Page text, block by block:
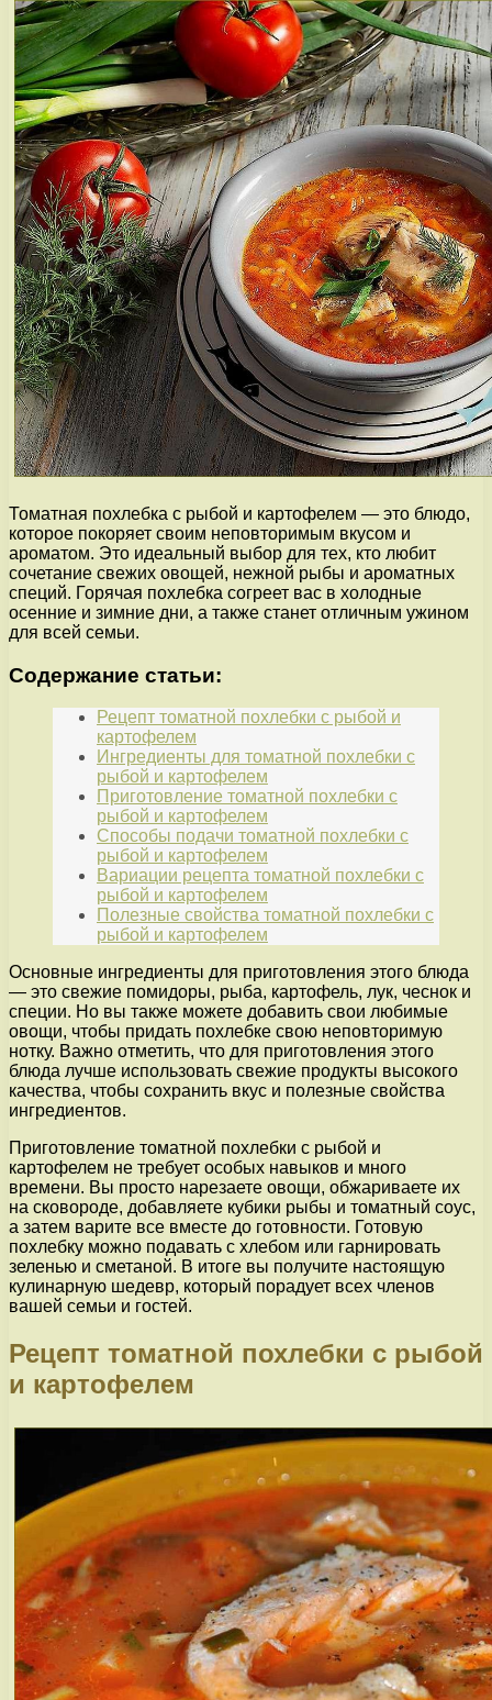
Томатная похлебка с рыбой и картофелем — это блюдо,
которое покоряет своим неповторимым вкусом и
ароматом. Это идеальный выбор для тех, кто любит
сочетание свежих овощей, нежной рыбы и ароматных
специй. Горячая похлебка согреет вас в холодные
осенние и зимние дни, а также станет отличным ужином
для всей семьи.
Содержание статьи:
Рецепт томатной похлебки с рыбой и
картофелем
Ингредиенты для томатной похлебки с
рыбой и картофелем
Приготовление томатной похлебки с
рыбой и картофелем
Способы подачи томатной похлебки с
рыбой и картофелем
Вариации рецепта томатной похлебки с
рыбой и картофелем
Полезные свойства томатной похлебки с
рыбой и картофелем
Основные ингредиенты для приготовления этого блюда
— это свежие помидоры, рыба, картофель, лук, чеснок и
специи. Но вы также можете добавить свои любимые
овощи, чтобы придать похлебке свою неповторимую
нотку. Важно отметить, что для приготовления этого
блюда лучше использовать свежие продукты высокого
качества, чтобы сохранить вкус и полезные свойства
ингредиентов.
Приготовление томатной похлебки с рыбой и
картофелем не требует особых навыков и много
времени. Вы просто нарезаете овощи, обжариваете их
на сковороде, добавляете кубики рыбы и томатный соус,
а затем варите все вместе до готовности. Готовую
похлебку можно подавать с хлебом или гарнировать
зеленью и сметаной. В итоге вы получите настоящую
кулинарную шедевр, который порадует всех членов
вашей семьи и гостей.
Рецепт томатной похлебки с рыбой
и картофелем